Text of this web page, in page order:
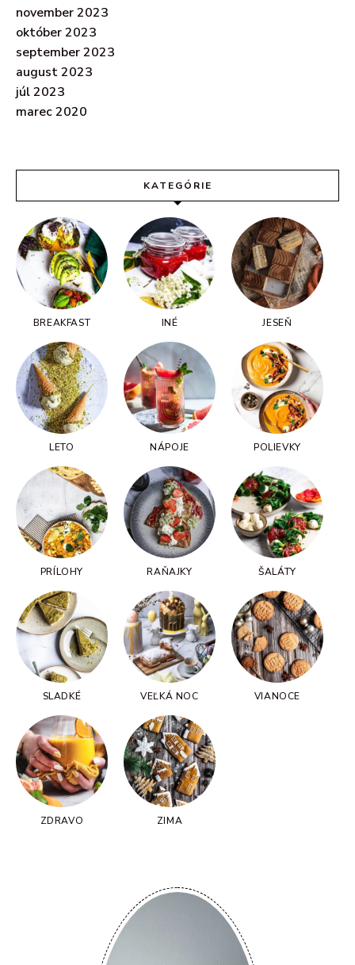
november 2023
október 2023
september 2023
august 2023
júl 2023
marec 2020
KATEGÓRIE
BREAKFAST INÉ JESEŇ
LETO NÁPOJE POLIEVKY
PRÍLOHY RAŇAJKY ŠALÁTY
SLADKÉ VEĽKÁ NOC VIANOCE
ZDRAVO ZIMA